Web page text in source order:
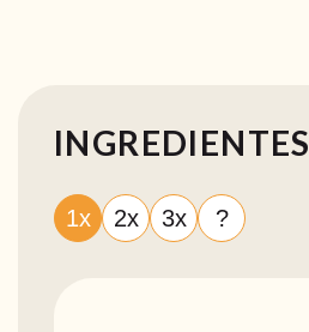
INGREDIENTES
1x 2x 3x ?